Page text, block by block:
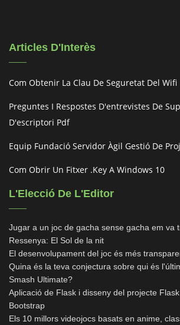
Articles D'Interès
Com Obtenir La Clau De Seguretat Del Wifi
Preguntes I Respostes D'entrevistes De
D'escriptori Pdf
Equip Fundació Servidor Àgil Gestió De
Com Obrir Un Fitxer .key A Windows 10
L'Elecció De L'Editor
Jugar a un joc de gacha sense gacha em va
Ressenya: El Sol de la nit
El desenvolupament del joc és més
Quina és la teva conjectura sobre qui és
Smash Ultimate?
Aplicació de Flask i disseny del projecte
Bootstrap
Els 10 millors videojocs basats en anime,